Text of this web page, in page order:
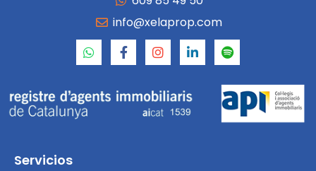
info@xelaprop.com
Servicios